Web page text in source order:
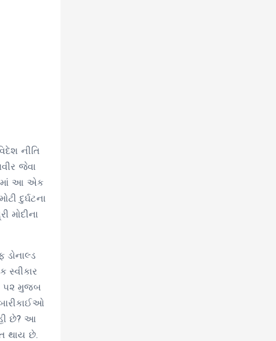
નીતિ
જેવા
આ એક
દુર્ઘટના
મોદીના
ડોનાલ્ડ
સ્વીકાર
૫૨ મુજબ
છે? આ
થાય છે.